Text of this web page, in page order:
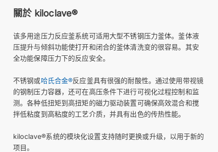
關於 kiloclave®
该多用途压力反应釜系统可适用大型不锈钢压力釜体。釜体液
压提升与倾斜功能使打开和闭合的釜体清洗变的很容易。其安
全功能保障压力下的反应安全。
不锈钢或哈氏合金®反应釜具有很强的耐酸性。通过使用带视镜
的钢制压力容器，还可在高压条件下进行可视化过程控制和监
测。各种低扭矩到高扭矩的磁力驱动装置可确保高效混合和搅
拌低粘度到高粘度的工艺介质，并具有出色的传热性能。
kiloclave®系统的模块化设置支持随时更换或升级，以用于新的
项目。